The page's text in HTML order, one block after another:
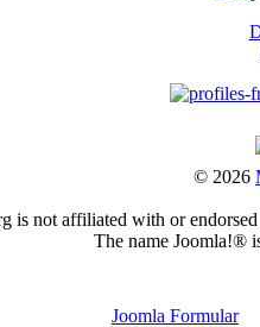
© 2026
is not affiliated with or
The name Joomla!®
Joomla Formular